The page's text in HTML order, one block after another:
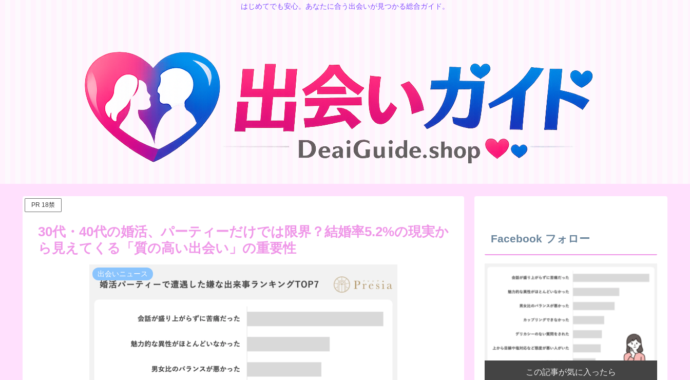
はじめてでも安心。あなたに合う出会いが見つかる総合ガイド。
PR 18禁
30代・40代の婚活、パーティーだけでは限界？結婚率5.2%の現実か
ら見えてくる「質の高い出会い」の重要性
出会いニュース
Facebook フォロー
この記事が気に入ったら